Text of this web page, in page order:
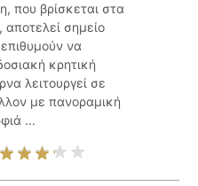
που βρίσκεται στα
σημείο
να
κρητική
λειτουργεί σε
με πανοραμική
...